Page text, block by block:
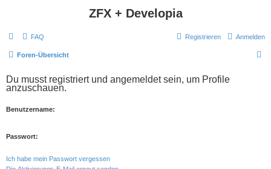
ZFX + Developia
FAQ Anmelden
Registrieren
Foren-Übersicht
Du musst registriert und angemeldet sein, um Profile
anzuschauen.
Benutzername:
Passwort:
Ich habe mein Passwort vergessen